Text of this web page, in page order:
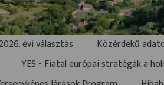
2026. évi választás Közérdekű
YES - Fiatal európai stratégák a